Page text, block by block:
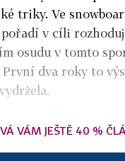
triky. Ve
v cíli
osudu v tomto
dva roky to
VÁM JEŠTĚ 40 %